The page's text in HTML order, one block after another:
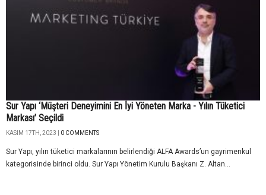
Sur Yapı ‘Müşteri Deneyimini En İyi Yöneten Marka - Yılın Tüketici
Markası’ Seçildi
KASIM 17TH, 2023 | 0 COMMENTS
Sur Yapı, yılın tüketici markalarının belirlendiği ALFA Awards’un gayrimenkul
kategorisinde birinci oldu. Sur Yapı Yönetim Kurulu Başkanı Z. Altan...